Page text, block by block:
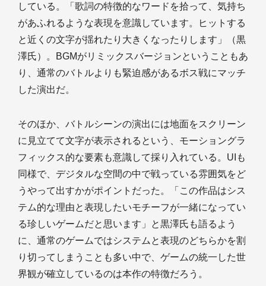
している。「歌詞の特徴的なワードを拾って、気持ち
があふれるような表現を意識しています。ヒットする
と近くの文字が揺れたり大きくなったりします」（黒
澤氏）。BGMがリミックスバージョンということもあ
り、通常のバトルよりも緊迫感があるボス戦にマッチ
した演出だ。
そのほか、バトルシーンの演出には地面をスクリーン
に見立てて文字が表示されるという、モーショングラ
フィックス的な要素も意識して採り入れている。UIも
同様で、デジタルな空間の中で戦っている雰囲気をど
うやって出すかがポイントだった。「この作品はシス
テム的な理由と表現したいモチーフが一緒になってい
る珍しいゲームだと思います」と黒澤氏も語るよう
に、通常のゲームではシステムと表現のどちらかを割
り切ってしまうことも多い中で、ゲームの統一した世
界観が確立しているのは本作の特徴だろう。